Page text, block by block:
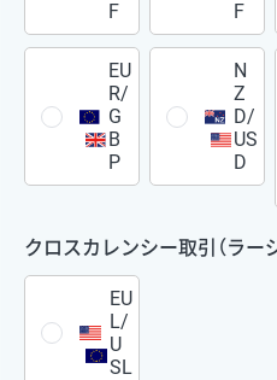
F
F
EU
R/
G
B
P
N
Z
D/
US
D
クロスカレンシー取引（ラー
EU
L/
U
SL